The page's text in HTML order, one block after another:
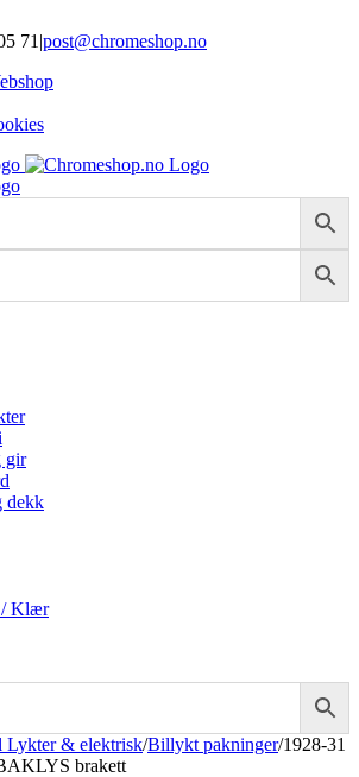
71 |post@chromeshop.no
gir
dekk
/ Klær
Lykter & elektrisk/Billykt pakninger/1928-31
brakett